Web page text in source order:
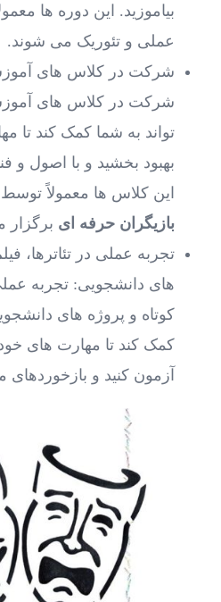
بیاموزید. این دوره‌ ها
عملی و تئوریک می ‌شوند.
شرکت در کلاس ‌های
شرکت در کلاس‌ های
‌تواند به شما کمک کند تا
بهبود بخشید و با اصول و
این کلاس ‌ها معمولاً
بازیگران حرفه ‌ای
تجربه عملی در تئاترها،
های دانشجویی: تجربه
کوتاه و پروژه ‌های
کمک کند تا مهارت‌ های
آزمون کنید و بازخوردهای